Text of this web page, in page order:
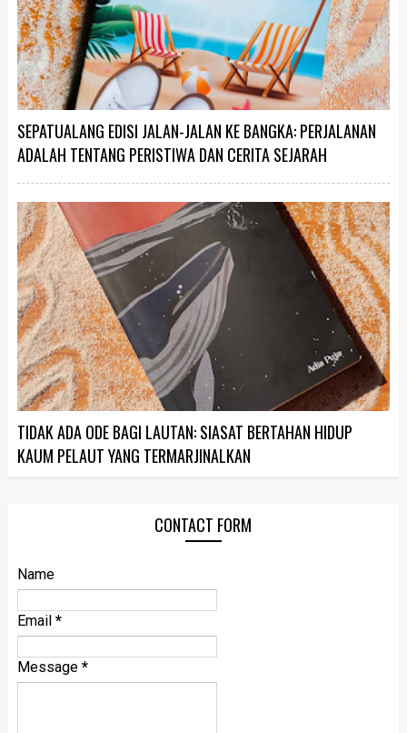
SEPATUALANG EDISI JALAN-JALAN KE BANGKA: PERJALANAN
ADALAH TENTANG PERISTIWA DAN CERITA SEJARAH
TIDAK ADA ODE BAGI LAUTAN: SIASAT BERTAHAN HIDUP
KAUM PELAUT YANG TERMARJINALKAN
CONTACT FORM
Name
Email *
Message *